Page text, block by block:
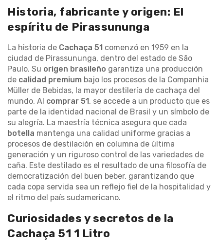
Historia, fabricante y origen: El
espíritu de Pirassununga
La historia de Cachaça 51 comenzó en 1959 en la
ciudad de Pirassununga, dentro del estado de São
Paulo. Su origen brasileño garantiza una producción
de calidad premium bajo los procesos de la Companhia
Müller de Bebidas, la mayor destilería de cachaça del
mundo. Al comprar 51, se accede a un producto que es
parte de la identidad nacional de Brasil y un símbolo de
su alegría. La maestría técnica asegura que cada
botella mantenga una calidad uniforme gracias a
procesos de destilación en columna de última
generación y un riguroso control de las variedades de
caña. Este destilado es el resultado de una filosofía de
democratización del buen beber, garantizando que
cada copa servida sea un reflejo fiel de la hospitalidad y
el ritmo del país sudamericano.
Curiosidades y secretos de la
Cachaça 51 1 Litro